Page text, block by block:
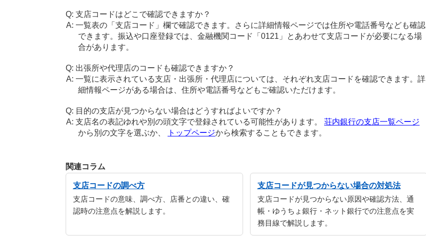
支店コードはどこで確認できますか？
一覧表の「支店コード」欄で確認できます。さらに詳細情報ページでは住所や電話番号なども確認
できます。振込や口座登録では、金融機関コード「0121」とあわせて支店コードが必要になる場
合があります。
出張所や代理店のコードも確認できますか？
一覧に表示されている支店・出張所・代理店については、それぞれ支店コードを確認できます。詳
細情報ページがある場合は、住所や電話番号などもご確認いただけます。
目的の支店が見つからない場合はどうすればよいですか？
支店名の表記ゆれや別の頭文字で登録されている可能性があります。荘内銀行の支店一覧ページ
から別の文字を選ぶか、
トップページから検索することもできます。
関連コラム
支店コードの調べ方
支店コードの意味、調べ方、店番との違い、確
認時の注意点を解説します。
支店コードが見つからない場合の対処法
支店コードが見つからない原因や確認方法、通
帳・ゆうちょ銀行・ネット銀行での注意点を実
務目線で解説します。